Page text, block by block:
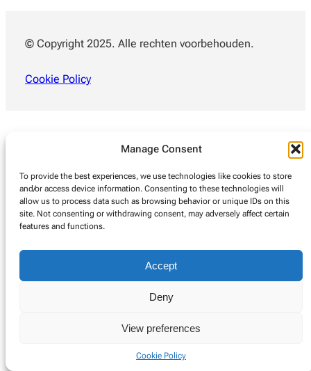
Manage Consent
To provide the best experiences, we use technologies like cookies to store
and/or access device information. Consenting to these technologies will
allow us to process data such as browsing behavior or unique IDs on this
site. Not consenting or withdrawing consent, may adversely affect certain
features and functions.
Accept
Deny
View preferences
Cookie Policy
© Copyright 2025. Alle rechten voorbehouden.
Cookie Policy